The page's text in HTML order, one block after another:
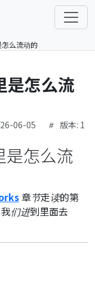
么流动的
是怎么流
06-05 版本: 1
怎么流
章节走读的第
们进到里面去